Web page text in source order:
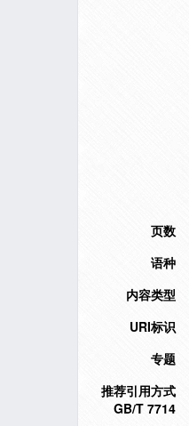
页数
语种
内容类型
URI标识
专题
推荐引用方式
GB/T 7714